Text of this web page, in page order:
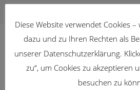
Diese Website verwendet Cookies
dazu und zu Ihren Rechten als
unserer Datenschutzerklärung.
zu“, um Cookies zu akzeptieren
besuchen zu